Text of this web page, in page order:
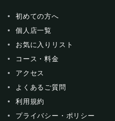
初めての方へ
個人店一覧
お気に入りリスト
コース・料金
アクセス
よくあるご質問
利用規約
プライバシー・ポリシー